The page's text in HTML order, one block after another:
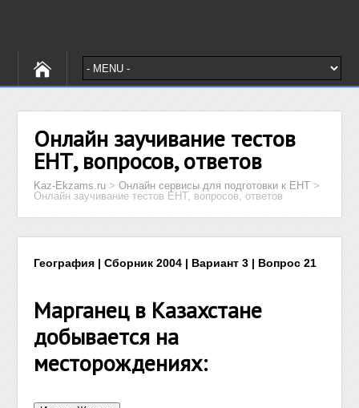
Онлайн заучивание тестов
ЕНТ, вопросов, ответов
Kaz-Ekzams.ru >Онлайн сервисы для подготовки к ЕНТ >
Онлайн заучивание тестов ЕНТ, вопросов, ответов
География | Сборник 2004 | Вариант 3 | Вопрос 21
Марганец в Казахстане
добывается на
месторождениях: